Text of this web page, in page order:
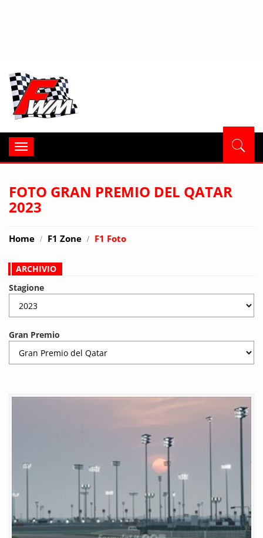
Toggle
navigation
FOTO GRAN PREMIO DEL QATAR
2023
Home F1 Zone F1 Foto
ARCHIVIO
Stagione
Gran Premio